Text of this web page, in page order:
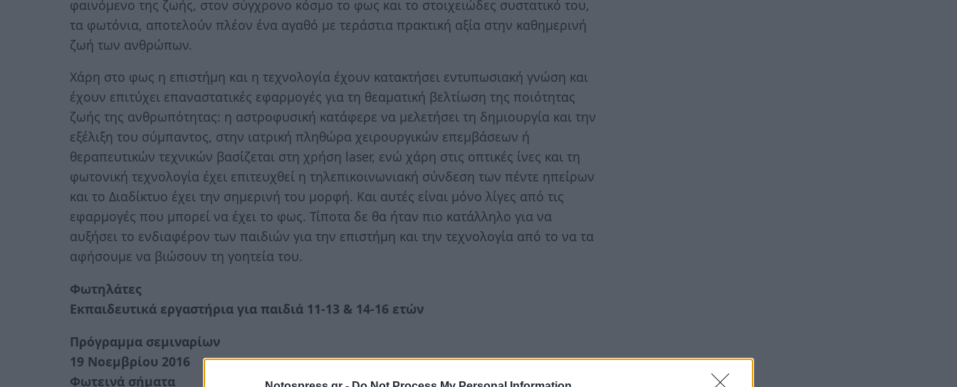
φαινόμενο της ζωής, στον σύγχρονο κόσμο το φως και το στοιχειώδες συστατικό του,
τα φωτόνια, αποτελούν πλέον ένα αγαθό με τεράστια πρακτική αξία στην καθημερινή
ζωή των ανθρώπων.
Χάρη στο φως η επιστήμη και η τεχνολογία έχουν κατακτήσει εντυπωσιακή γνώση και
έχουν επιτύχει επαναστατικές εφαρμογές για τη θεαματική βελτίωση της ποιότητας
ζωής της ανθρωπότητας: η αστροφυσική κατάφερε να μελετήσει τη δημιουργία και την
εξέλιξη του σύμπαντος, στην ιατρική πληθώρα χειρουργικών επεμβάσεων ή
θεραπευτικών τεχνικών βασίζεται στη χρήση laser, ενώ χάρη στις οπτικές ίνες και τη
φωτονική τεχνολογία έχει επιτευχθεί η τηλεπικοινωνιακή σύνδεση των πέντε ηπείρων
και το Διαδίκτυο έχει την σημερινή του μορφή. Και αυτές είναι μόνο λίγες από τις
εφαρμογές που μπορεί να έχει το φως. Τίποτα δε θα ήταν πιο κατάλληλο για να
αυξήσει το ενδιαφέρον των παιδιών για την επιστήμη και την τεχνολογία από το να τα
αφήσουμε να βιώσουν τη γοητεία του.
Φωτηλάτες
Εκπαιδευτικά εργαστήρια για παιδιά 11-13 & 14-16 ετών
Πρόγραμμα σεμιναρίων
19 Νοεμβρίου 2016
Φωτεινά σήματα